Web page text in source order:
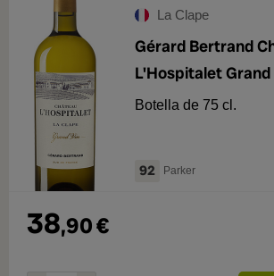
La Clape
Gérard Bertrand
L'Hospitalet Grand
Botella de 75 cl.
92 Parker
38,90€